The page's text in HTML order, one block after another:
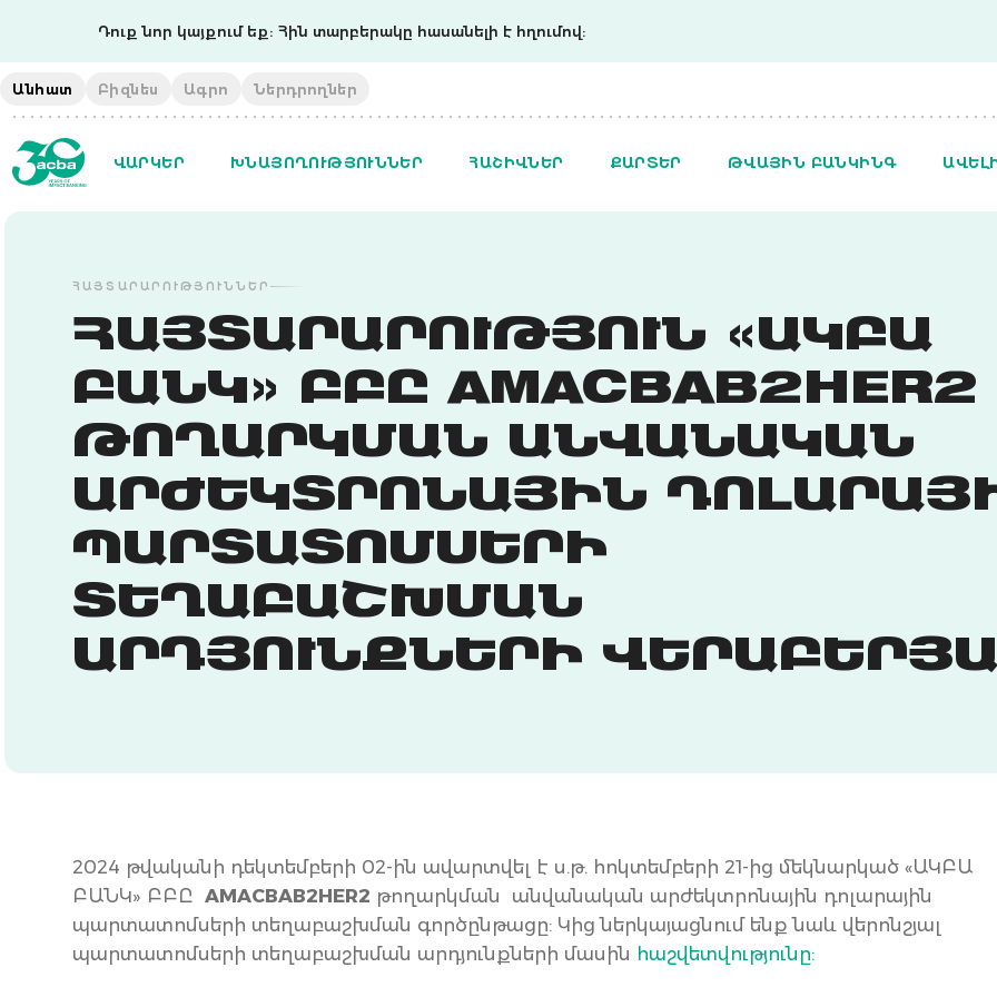
Դուք նոր կայքում եք: Հին տարբերակը հասանելի է հղումով:
Անհատ Բիզնես Ագրո Ներդրողներ
ՎԱՐԿԵՐ ԽՆԱՅՈՂՈՒԹՅՈՒՆՆԵՐ ՀԱՇԻՎՆԵՐ ՔԱՐՏԵՐ ԹՎԱՅԻՆ ԲԱՆԿԻՆԳ
ՀԱՅՏԱՐԱՐՈՒԹՅՈՒՆՆԵՐ
ՀԱՅՏԱՐԱՐՈՒԹՅՈՒՆ «ԱԿԲԱ
ԲԱՆԿ» ԲԲԸ AMACBAB2HER2
ԹՈՂԱՐԿՄԱՆ ԱՆՎԱՆԱԿԱՆ
ԱՐԺԵԿՏՐՈՆԱՅԻՆ
ՊԱՐՏԱՏՈՄՍԵՐԻ
ՏԵՂԱԲԱՇԽՄԱՆ
ԱՐԴՅՈՒՆՔՆԵՐԻ
2024 թվականի դեկտեմբերի 02-ին ավարտվել է ս.թ. հոկտեմբերի 21-ից մեկնարկած «ԱԿԲԱ
ԲԱՆԿ» ԲԲԸAMACBAB2HER2 թողարկման անվանական արժեկտրոնային դոլարային
պարտատոմսերի տեղաբաշխման գործընթացը: Կից ներկայացնում ենք նաև վերոնշյալ
պարտատոմսերի տեղաբաշխման արդյունքների մասին հաշվետվությունը: